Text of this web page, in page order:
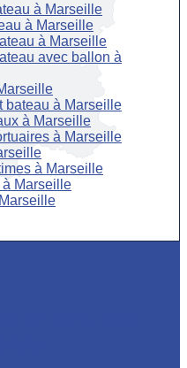
à Marseille
à Marseille
à Marseille
avec ballon à
bateau à Marseille
à Marseille
à Marseille
à Marseille
Marseille